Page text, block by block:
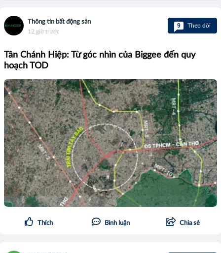
Thông tin bất động sản
12 giờ trước
9 Theo dõi
Tân Chánh Hiệp: Từ góc nhìn của Biggee đến quy
hoạch TOD
Thích Bình luận Chia sẻ